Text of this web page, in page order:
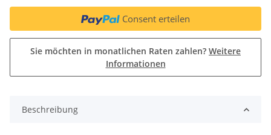
Consent erteilen
Sie möchten in monatlichen Raten zahlen? Weitere
Informationen
Beschreibung